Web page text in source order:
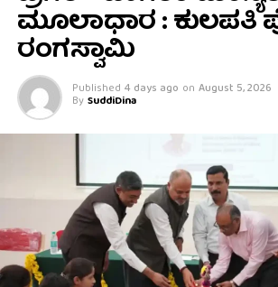
ಮೂಲಾಧಾರ : ಕುಲಪತಿ
ರಂಗಸ್ವಾಮಿ
Published 4 days ago on August 5, 2026
By SuddiDina